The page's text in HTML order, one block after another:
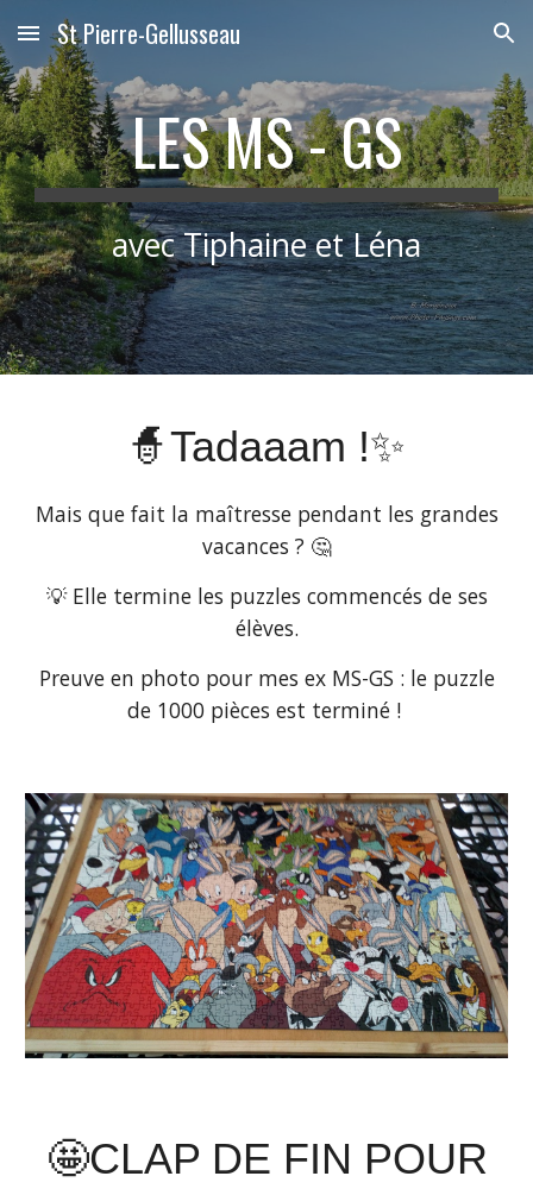
Skip to main content Skip to navigation
St Pierre-Gellusseau
LES MS - GS
avec Tiphaine et Léna
🧙Tadaaam !✨
Mais que fait la maîtresse pendant les grandes
vacances ? 🤔
💡 Elle termine les puzzles commencés de ses
élèves.
Preuve en photo pour mes ex MS-GS : le puzzle
de 1000 pièces est terminé !
🤩CLAP DE FIN POUR